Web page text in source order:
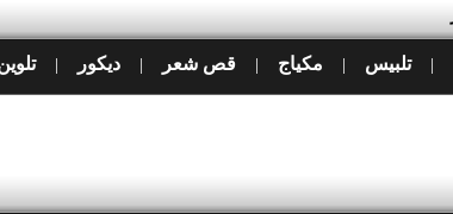
| تلبيس | مكياج | قص شعر | ديكور |